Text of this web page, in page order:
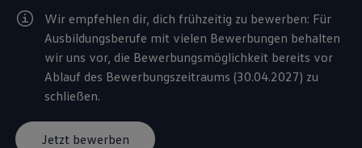
Wir empfehlen dir, dich frühzeitig zu bewerben: Für
Ausbildungsberufe mit vielen Bewerbungen behalten
wir uns vor, die Bewerbungsmöglichkeit bereits vor
Ablauf des Bewerbungszeitraums (30.04.2027) zu
schließen.
Jetzt bewerben